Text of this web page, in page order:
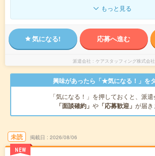
もっと見る
気になる! 応募へ進む
派遣会社 ケアスタッフィング株式会社
興味があったら「★気になる！」を
「気になる！」を押しておくと、派
「面談確約」 や 「応募歓迎」 が届き
未読
NEW
掲載日 2026/08/06